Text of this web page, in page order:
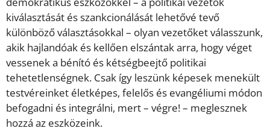
kiválasztását és szankcionálását lehetővé tevő
különböző választásokkal – olyan vezetőket válasszunk,
akik hajlandóak és kellően elszántak arra, hogy véget
vessenek a bénító és kétségbeejtő politikai
tehetetlenségnek. Csak így leszünk képesek menekült
testvéreinket életképes, felelős és evangéliumi módon
befogadni és integrálni, mert – végre! – meglesznek
hozzá az eszközeink.